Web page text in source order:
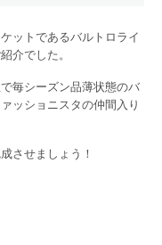
ットであるバルトロライ
介でした。
毎シーズン品薄状態のバ
ッショニスタの仲間入り
させましょう！